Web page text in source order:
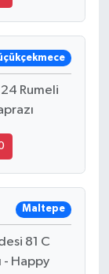
Rumeli
Maltepe
81 C
- Happy